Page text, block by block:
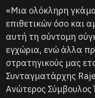
«Μια ολόκληρη
επιθετικών όσο και
αυτή τη σύντομη
εγχώρια, ενώ άλλα
στρατηγικούς μας
Συνταγματάρχης
Ανώτερος Σύμβουλος